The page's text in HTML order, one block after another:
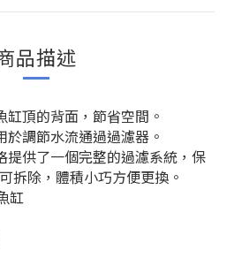
品描述
頂的背面，節省空間。
調節水流通過過濾器。
提供了一個完整的過濾系統，保
拆除，體積小巧方便更換。
缸